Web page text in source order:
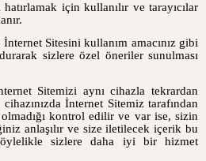
için kullanılır ve tarayıcılar
Sitesini kullanım amacınız gibi
sizlere özel öneriler sunulması
Sitemizi aynı cihazla tekrardan
İnternet Sitemiz tarafından
kontrol edilir ve var ise, sizin
anlaşılır ve size iletilecek içerik bu
sizlere daha iyi bir hizmet